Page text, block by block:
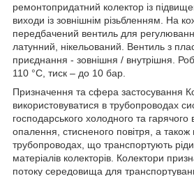
ремонтопридатний колектор із
виходи із зовнішнім різьбленням. На
передбачений вентиль для
латунний, нікельований. Вентиль з
приєднання - зовнішня / внутрішня.
110 °С, тиск – до 10 бар.
Призначення та сфера застосування
використовуватися в трубопроводах
господарського холодного та гарячого
опалення, стисненого повітря, а також
трубопроводах, що транспортують
матеріалів колекторів. Колектори
потоку середовища для